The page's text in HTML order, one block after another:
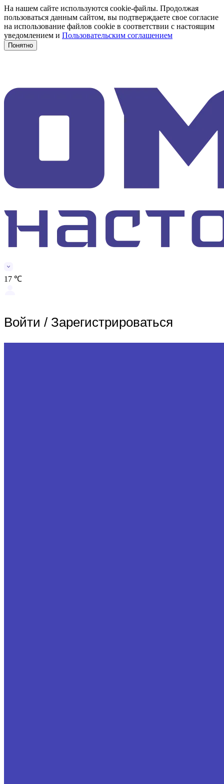
На нашем сайте используются cookie-файлы. Продолжая
пользоваться данным сайтом, вы подтверждаете свое согласие
на использование файлов cookie в соответствии с настоящим
уведомлением и Пользовательским соглашением
Понятно
17 ℃
Войти / Зарегистрироваться